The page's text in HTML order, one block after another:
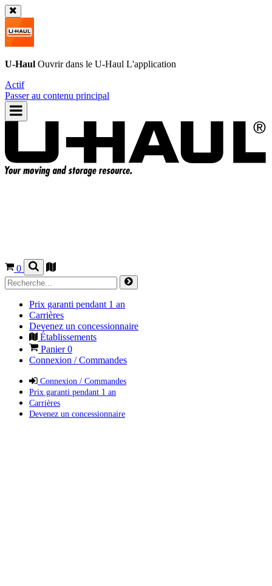
U-Haul Ouvrir dans le U-Haul L'application
Actif
Passer au contenu principal
0
Prix garanti pendant 1 an
Carrières
Devenez un concessionnaire
Établissements
Panier0
Connexion / Commandes
Connexion / Commandes
Prix garanti pendant 1 an
Carrières
Devenez un concessionnaire